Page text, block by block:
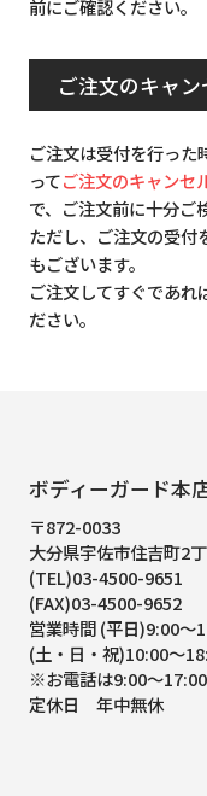
前にご確認ください。
ご注文のキャン
ご注文は受付を行った
ってご注文のキャンセ
で、ご注文前に十分ご
ただし、ご注文の受付
もございます。
ご注文してすぐであれ
ださい。
ボディーガード本
〒872-0033
大分県宇佐市住吉町2
(TEL)03-4500-9651
(FAX)03-4500-9652
営業時間 (平日)9:00～
(土・日・祝)10:00～
※お電話は9:00～
定休日 年中無休